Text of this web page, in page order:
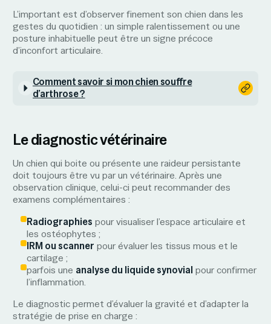
L’important est d’observer finement son chien dans les
gestes du quotidien : un simple ralentissement ou une
posture inhabituelle peut être un signe précoce
d’inconfort articulaire.
Comment savoir si mon chien souffre
d’arthrose ?
Le diagnostic vétérinaire
Un chien qui boite ou présente une raideur persistante
doit toujours être vu par un vétérinaire. Après une
observation clinique, celui-ci peut recommander des
examens complémentaires :
Radiographies pour visualiser l’espace articulaire et
les ostéophytes ;
IRM ou scanner pour évaluer les tissus mous et le
cartilage ;
parfois une analyse du liquide synovialpour confirmer
l’inflammation.
Le diagnostic permet d’évaluer la gravité et d’adapter la
stratégie de prise en charge :